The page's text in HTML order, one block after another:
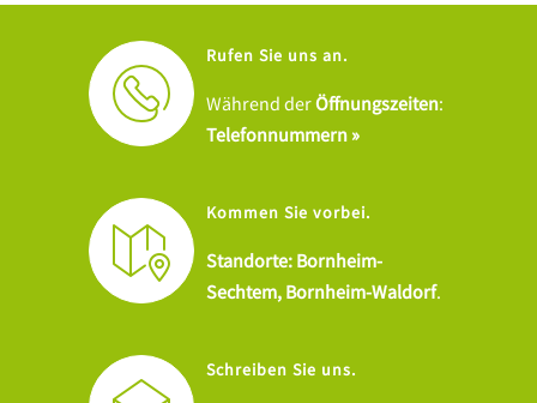
Rufen Sie uns an.
Während derÖffnungszeiten:
Telefonnummern »
Kommen Sie vorbei.
Standorte: Bornheim-
Sechtem, Bornheim-Waldorf.
Schreiben Sie uns.